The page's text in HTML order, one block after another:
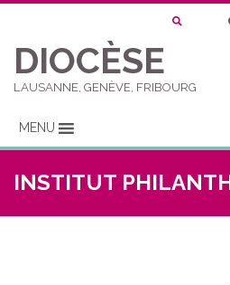
DIOCÈSE
LAUSANNE, GENÈVE, FRIBOURG
MENU
INSTITUT